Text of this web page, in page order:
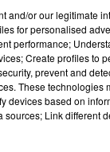
produire sur le
? Quelles
and/or our legitimate
for personalised
performance;
Create profiles to
prevent and
These technologies
devices based on
Link different